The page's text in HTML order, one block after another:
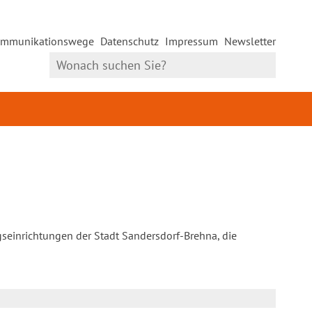
Datenschutz Impressum Newsletter
der Stadt Sandersdorf-Brehna, die